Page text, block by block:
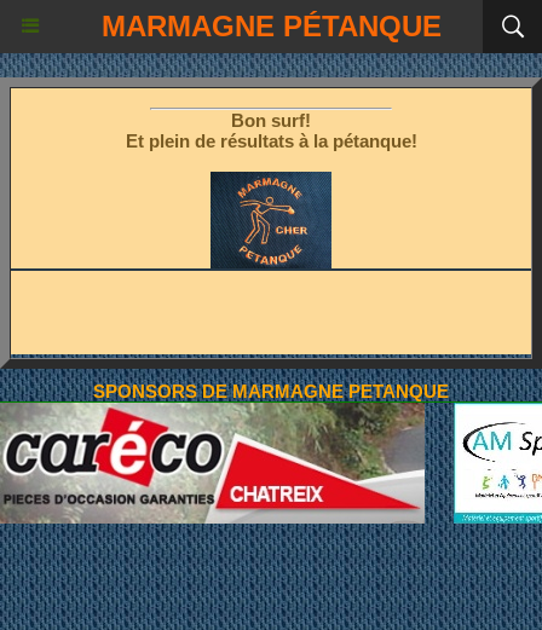
MARMAGNE PÉTANQUE
Les fêtes étant terminées!
Bon surf!
Et plein de résultats à la pétanque!
SPONSORS DE MARMAGNE PETANQUE